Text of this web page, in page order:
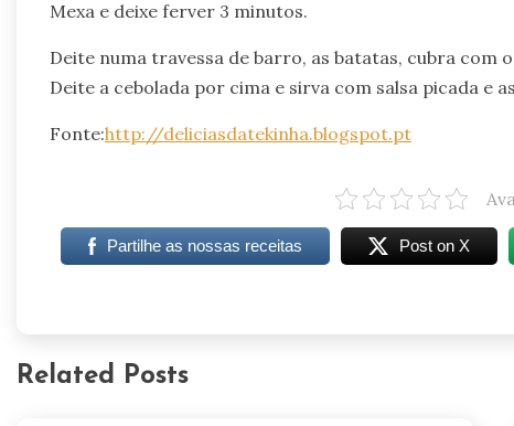
Mexa e deixe ferver 3 minutos.
Deite numa travessa de barro, as batatas, cubra com o
Deite a cebolada por cima e sirva com salsa picada e
Fonte:http://deliciasdatekinha.blogspot.pt
Partilhe as nossas receitas Post on X
Related Posts